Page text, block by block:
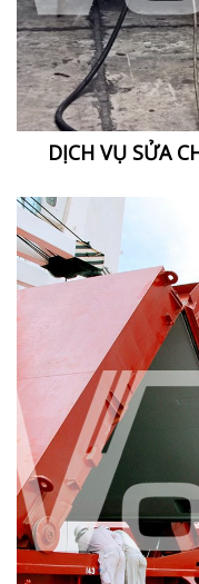
DỊCH VỤ SỬA